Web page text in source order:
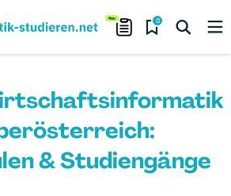
0
& Studiengänge